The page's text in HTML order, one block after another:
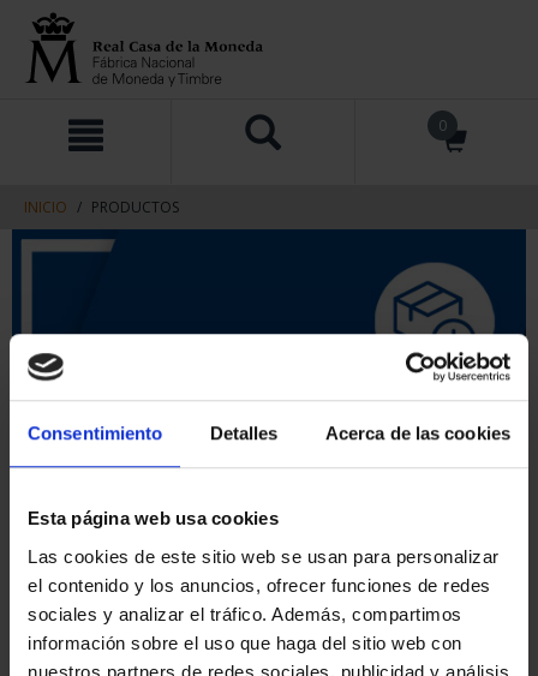
Consentimiento Detalles Acerca de las cookies
Esta página web usa cookies
Las cookies de este sitio web se usan para personalizar
el contenido y los anuncios, ofrecer funciones de redes
sociales y analizar el tráfico. Además, compartimos
información sobre el uso que haga del sitio web con
nuestros partners de redes sociales, publicidad y análisis
contenido
navegacin
0
INICIO PRODUCTOS
ORDENAR POR: